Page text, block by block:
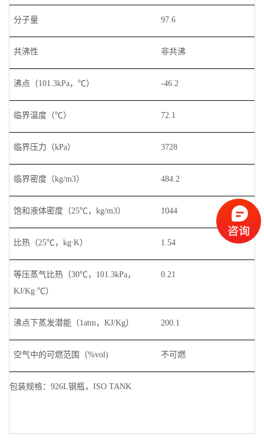
分子量 97.6
共沸性 非共沸
沸点（101.3kPa，℃） -46.2
临界温度（℃） 72.1
临界压力（kPa） 3728
临界密度（kg/m3） 484.2
饱和液体密度（25℃，kg/m3） 1044
比热（25℃，kg∙K） 1.54
等压蒸气比热（30℃， 101.3kPa，
KJ/Kg∙℃）
0.21
沸点下蒸发潜能 （1atm，KJ/Kg） 200.1
空气中的可燃范围（%vol) 不可燃
包装规格：926L钢瓶，ISO TANK